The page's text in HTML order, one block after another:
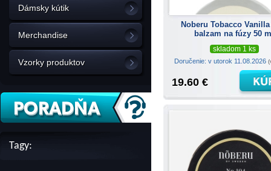
Dámsky kútik
Merchandise
Vzorky produktov
Tagy:
Noberu Tobacco Vanilla
balzam na fúzy 50
skladom 1 ks
Doručenie: v utorok 11.08.2026
19.60 €